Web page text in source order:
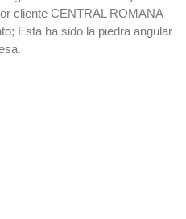
cliente CENTRAL ROMANA
Esta ha sido la piedra angular